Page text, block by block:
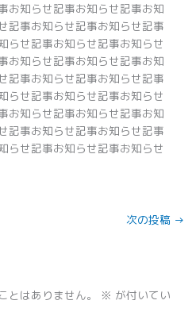
お知らせ記事お知らせ記事お知
記事お知らせ記事お知らせ記事
らせ記事お知らせ記事お知らせ
お知らせ記事お知らせ記事お知
記事お知らせ記事お知らせ記事
らせ記事お知らせ記事お知らせ
お知らせ記事お知らせ記事お知
記事お知らせ記事お知らせ記事
らせ記事お知らせ記事お知らせ
次の投稿 →
とはありません。 ※ が付いてい